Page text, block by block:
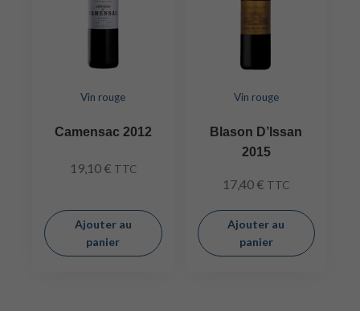
Vin rouge
Camensac 2012
19,10 € TTC
Ajouter au
panier
Vin rouge
Blason D’Issan
2015
17,40 € TTC
Ajouter au
panier